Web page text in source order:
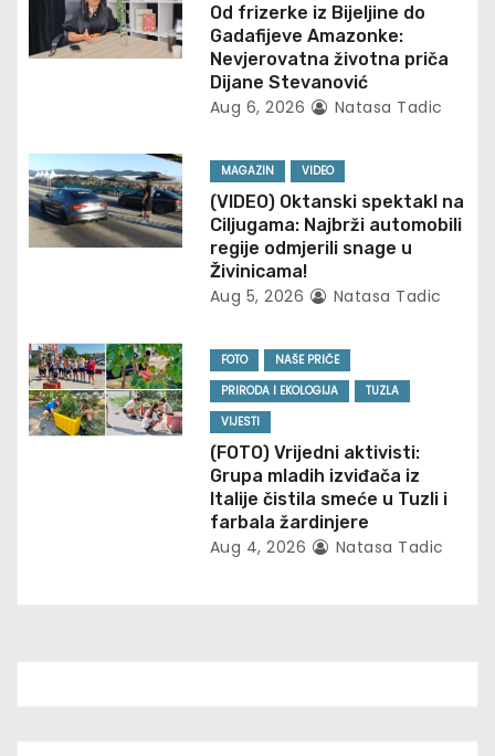
i
a
t
i
n
Od frizerke iz Bijeljine do
Gadafijeve Amazonke:
Nevjerovatna životna priča
Dijane Stevanović
Aug 6, 2026 Natasa Tadic
MAGAZIN VIDEO
(VIDEO) Oktanski spektakl na
Ciljugama: Najbrži automobili
regije odmjerili snage u
Živinicama!
Aug 5, 2026 Natasa Tadic
FOTO
NAŠE PRIČE
PRIRODA I EKOLOGIJA
TUZLA
VIJESTI
(FOTO) Vrijedni aktivisti:
Grupa mladih izviđača iz
Italije čistila smeće u Tuzli i
farbala žardinjere
Aug 4, 2026 Natasa Tadic